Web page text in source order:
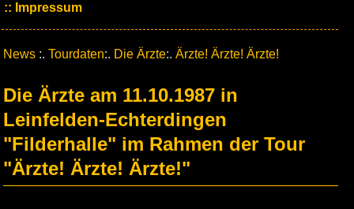
Impressum
News :. Tourdaten:. Die Ärzte:. Ärzte! Ärzte! Ärzte!
Die Ärzte am 11.10.1987 in
Leinfelden-Echterdingen
"Filderhalle" im Rahmen der Tour
"Ärzte! Ärzte! Ärzte!"